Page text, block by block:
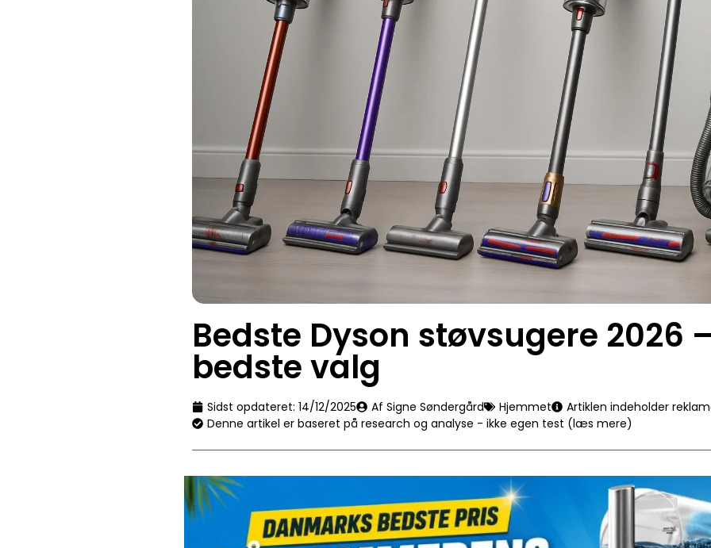
Bedste Dyson støvsugere 2026
bedste valg
Sidst opdateret: 14/12/2025 Af Signe Søndergård Hjemmet
Artiklen indeholder
Denne artikel er baseret på research og analyse - ikke egen test (læs mere)